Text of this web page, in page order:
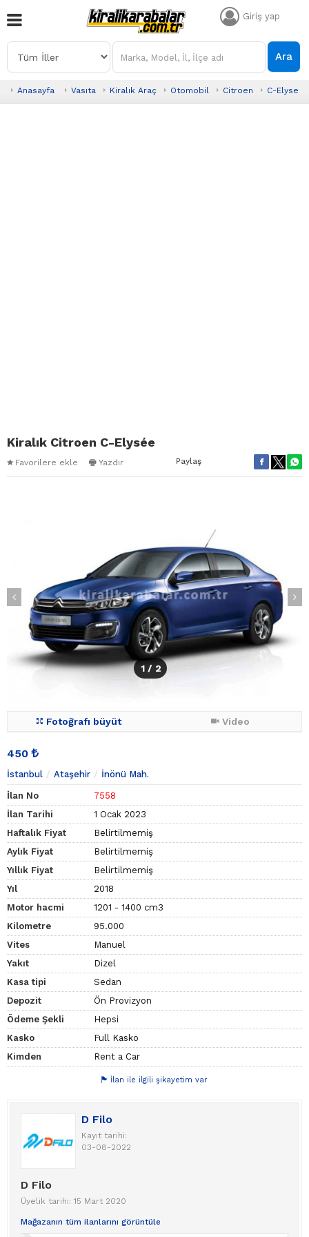
Giriş yap
Ara
Anasayfa Vasıta Kiralık Araç Otomobil Citroen C-Elysee
Kiralık Citroen C-Elysée
Favorilere ekle Yazdır Paylaş
1 / 2
Fotoğrafı büyüt Video
450
İstanbul Ataşehir İnönü Mah.
İlan No
7558
İlan Tarihi
1 Ocak 2023
Haftalık Fiyat
Belirtilmemiş
Aylık Fiyat
Belirtilmemiş
Yıllık Fiyat
Belirtilmemiş
Yıl
2018
Motor hacmi
1201 - 1400 cm3
Kilometre
95.000
Vites
Manuel
Yakıt
Dizel
Kasa tipi
Sedan
Depozit
Ön Provizyon
Ödeme Şekli
Hepsi
Kasko
Full Kasko
Kimden
Rent a Car
İlan ile ilgili şikayetim var
D Filo
Kayıt tarihi:
03-08-2022
D Filo
Üyelik tarihi: 15 Mart 2020
Mağazanın tüm ilanlarını görüntüle